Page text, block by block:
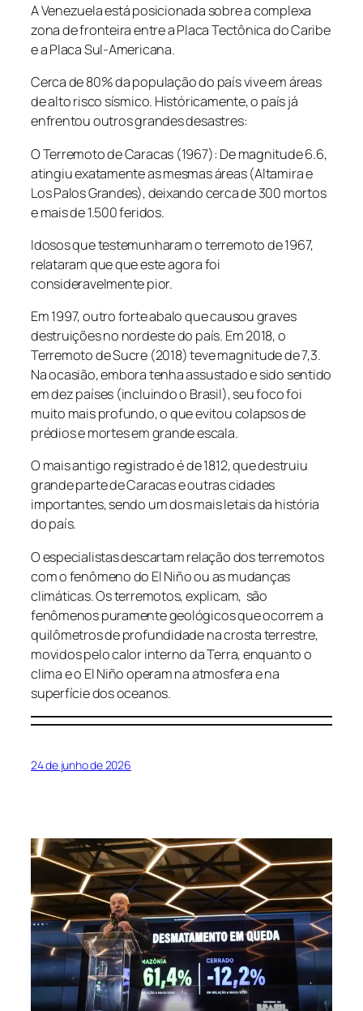
A Venezuela está posicionada sobre a complexa
zona de fronteira entre a Placa Tectônica do Caribe
e a Placa Sul-Americana.
Cerca de 80% da população do país vive em áreas
de alto risco sísmico. Históricamente, o país já
enfrentou outros grandes desastres:
O Terremoto de Caracas (1967): De magnitude 6.6,
atingiu exatamente as mesmas áreas (Altamira e
Los Palos Grandes), deixando cerca de 300 mortos
e mais de 1.500 feridos.
Idosos que testemunharam o terremoto de 1967,
relataram que que este agora foi
consideravelmente pior.
Em 1997, outro forte abalo que causou graves
destruições no nordeste do país. Em 2018, o
Terremoto de Sucre (2018) teve magnitude de 7,3.
Na ocasião, embora tenha assustado e sido sentido
em dez países (incluindo o Brasil), seu foco foi
muito mais profundo, o que evitou colapsos de
prédios e mortes em grande escala.
O mais antigo registrado é de 1812, que destruiu
grande parte de Caracas e outras cidades
importantes, sendo um dos mais letais da história
do país.
O especialistas descartam relação dos terremotos
com o fenômeno do El Niño ou as mudanças
climáticas. Os terremotos, explicam, são
fenômenos puramente geológicos que ocorrem a
quilômetros de profundidade na crosta terrestre,
movidos pelo calor interno da Terra, enquanto o
clima e o El Niño operam na atmosfera e na
superfície dos oceanos.
24 de junho de 2026